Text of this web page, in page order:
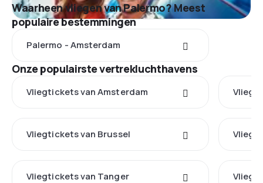
Waarheen vliegen van Palermo? Meest
populaire bestemmingen
Palermo - Amsterdam
Onze populairste vertrekluchthavens
Vliegtickets van Amsterdam
Vliegtickets van Brussel
Vliegtickets van Tanger